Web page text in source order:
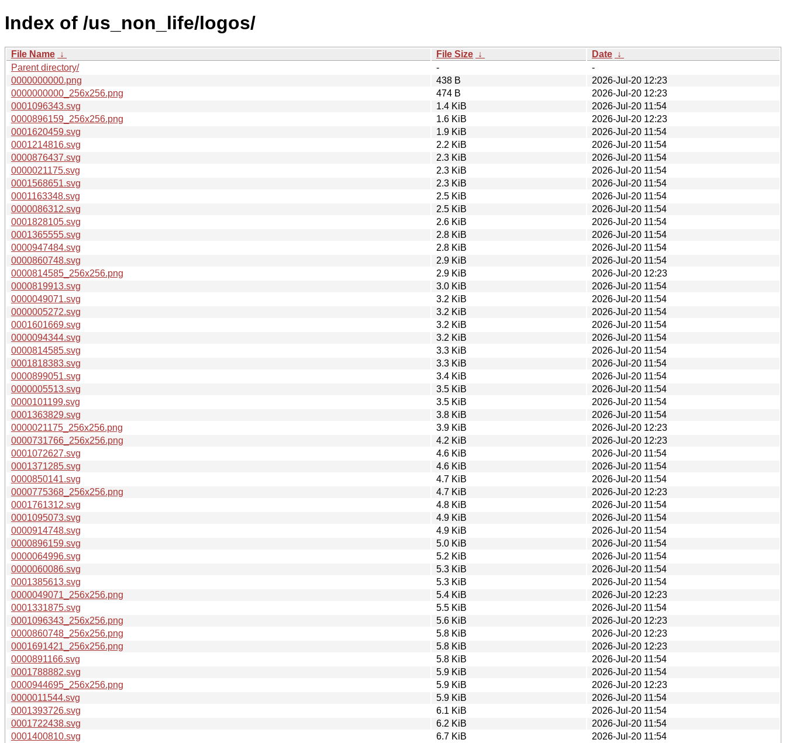
Index of /us_non_life/logos/
File Name ↓ File Size ↓ Date ↓
Parent directory/
-
-
0000000000.png
438 B
2026-Jul-20 12:23
0000000000_256x256.png
474 B
2026-Jul-20 12:23
0001096343.svg
1.4 KiB
2026-Jul-20 11:54
0000896159_256x256.png
1.6 KiB
2026-Jul-20 12:23
0001620459.svg
1.9 KiB
2026-Jul-20 11:54
0001214816.svg
2.2 KiB
2026-Jul-20 11:54
0000876437.svg
2.3 KiB
2026-Jul-20 11:54
0000021175.svg
2.3 KiB
2026-Jul-20 11:54
0001568651.svg
2.3 KiB
2026-Jul-20 11:54
0001163348.svg
2.5 KiB
2026-Jul-20 11:54
0000086312.svg
2.5 KiB
2026-Jul-20 11:54
0001828105.svg
2.6 KiB
2026-Jul-20 11:54
0001365555.svg
2.8 KiB
2026-Jul-20 11:54
0000947484.svg
2.8 KiB
2026-Jul-20 11:54
0000860748.svg
2.9 KiB
2026-Jul-20 11:54
0000814585_256x256.png
2.9 KiB
2026-Jul-20 12:23
0000819913.svg
3.0 KiB
2026-Jul-20 11:54
0000049071.svg
3.2 KiB
2026-Jul-20 11:54
0000005272.svg
3.2 KiB
2026-Jul-20 11:54
0001601669.svg
3.2 KiB
2026-Jul-20 11:54
0000094344.svg
3.2 KiB
2026-Jul-20 11:54
0000814585.svg
3.3 KiB
2026-Jul-20 11:54
0001818383.svg
3.3 KiB
2026-Jul-20 11:54
0000899051.svg
3.4 KiB
2026-Jul-20 11:54
0000005513.svg
3.5 KiB
2026-Jul-20 11:54
0000101199.svg
3.5 KiB
2026-Jul-20 11:54
0001363829.svg
3.8 KiB
2026-Jul-20 11:54
0000021175_256x256.png
3.9 KiB
2026-Jul-20 12:23
0000731766_256x256.png
4.2 KiB
2026-Jul-20 12:23
0001072627.svg
4.6 KiB
2026-Jul-20 11:54
0001371285.svg
4.6 KiB
2026-Jul-20 11:54
0000850141.svg
4.7 KiB
2026-Jul-20 11:54
0000775368_256x256.png
4.7 KiB
2026-Jul-20 12:23
0001761312.svg
4.8 KiB
2026-Jul-20 11:54
0001095073.svg
4.9 KiB
2026-Jul-20 11:54
0000914748.svg
4.9 KiB
2026-Jul-20 11:54
0000896159.svg
5.0 KiB
2026-Jul-20 11:54
0000064996.svg
5.2 KiB
2026-Jul-20 11:54
0000060086.svg
5.3 KiB
2026-Jul-20 11:54
0001385613.svg
5.3 KiB
2026-Jul-20 11:54
0000049071_256x256.png
5.4 KiB
2026-Jul-20 12:23
0001331875.svg
5.5 KiB
2026-Jul-20 11:54
0001096343_256x256.png
5.6 KiB
2026-Jul-20 12:23
0000860748_256x256.png
5.8 KiB
2026-Jul-20 12:23
0001691421_256x256.png
5.8 KiB
2026-Jul-20 12:23
0000891166.svg
5.8 KiB
2026-Jul-20 11:54
0001788882.svg
5.9 KiB
2026-Jul-20 11:54
0000944695_256x256.png
5.9 KiB
2026-Jul-20 12:23
0000011544.svg
5.9 KiB
2026-Jul-20 11:54
0001393726.svg
6.1 KiB
2026-Jul-20 11:54
0001722438.svg
6.2 KiB
2026-Jul-20 11:54
0001400810.svg
6.7 KiB
2026-Jul-20 11:54